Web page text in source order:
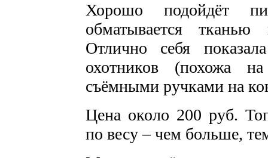
Хорошо подойдёт
обматывается
Отлично себя
охотников (похожа
съёмными ручками на
Цена около 200 руб.
по весу – чем больше,